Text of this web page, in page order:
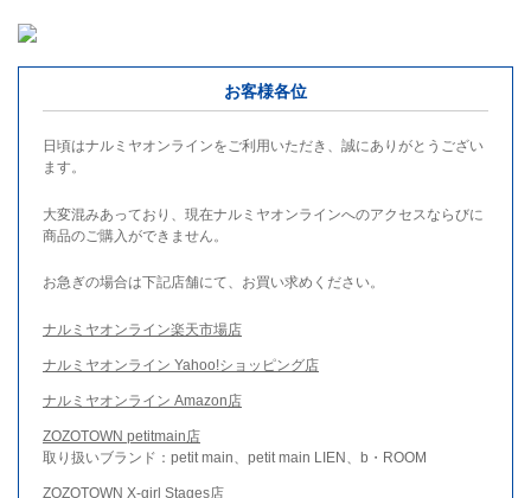
お客様各位
日頃はナルミヤオンラインをご利用いただき、誠にありがとうござい
ます。
大変混みあっており、現在ナルミヤオンラインへのアクセスならびに
商品のご購入ができません。
お急ぎの場合は下記店舗にて、お買い求めください。
ナルミヤオンライン楽天市場店
ナルミヤオンライン Yahoo!ショッピング店
ナルミヤオンライン Amazon店
ZOZOTOWN petitmain店
取り扱いブランド：petit main、petit main LIEN、b・ROOM
ZOZOTOWN X-girl Stages店